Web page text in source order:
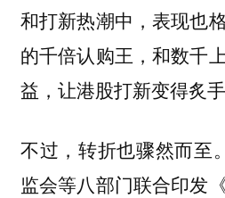
和打新热潮中，表现也
的千倍认购王，和数千
益，让港股打新变得炙手
不过，转折也骤然而至
监会等八部门联合印发